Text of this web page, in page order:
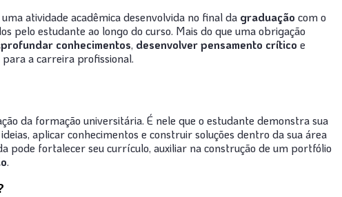
uma atividade acadêmica desenvolvida no final da graduação com o
pelo estudante ao longo do curso. Mais do que uma obrigação
conhecimentos, desenvolver pensamento crítico e
para a carreira profissional.
da formação universitária. É nele que o estudante demonstra sua
aplicar conhecimentos e construir soluções dentro da sua área
pode fortalecer seu currículo, auxiliar na construção de um portfólio
.